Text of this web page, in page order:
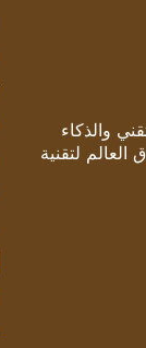
والذكاء
لتقنية